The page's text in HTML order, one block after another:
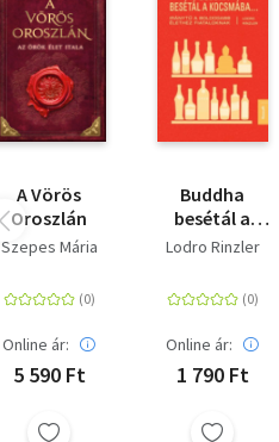
A Vörös
Oroszlán
Szepes Mária
Online ár:
5 590 Ft
Buddha
besétál a
kocsmába...
Lodro Rinzler
Online ár:
1 790 Ft